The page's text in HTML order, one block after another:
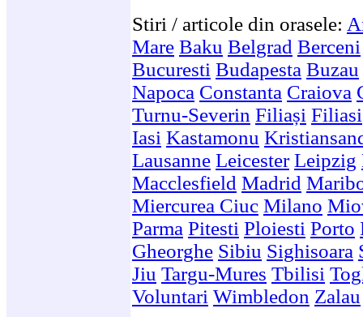
Stiri / articole din orasele:
Mare Baku Belgrad Berceni
Bucuresti Budapesta Buzau
Napoca Constanta Craiova
Turnu-Severin Filiași Filiasi
Iasi Kastamonu
Lausanne Leicester Leipzig
Macclesfield Madrid
Miercurea Ciuc Milano
Parma Pitesti Ploiesti Porto
Gheorghe Sibiu Sighisoara
Jiu Targu-Mures Tbilisi
Voluntari Wimbledon Zalau